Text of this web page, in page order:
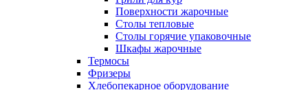
Поверхности жарочные
Столы тепловые
Столы горячие упаковочные
Шкафы жарочные
Термосы
Фризеры
Хлебопекарное оборудование